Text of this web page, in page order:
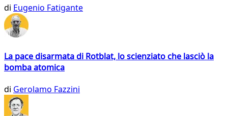
di Eugenio Fatigante
La pace disarmata di Rotblat, lo scienziato che lasciò la
bomba atomica
di Gerolamo Fazzini